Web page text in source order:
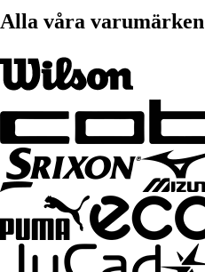
Alla våra varumärken